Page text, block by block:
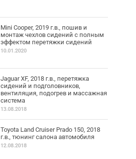
Mini Cooper, 2019 г.в., пошив и
монтаж чехлов сидений с полным
эффектом перетяжки сидений
10.01.2020
Jaguar XF, 2018 г.в., перетяжка
сидений и подголовников,
вентиляция, подогрев и массажная
система
13.08.2018
Toyota Land Cruiser Prado 150, 2018
г.в., тюнинг салона автомобиля
12.08.2018